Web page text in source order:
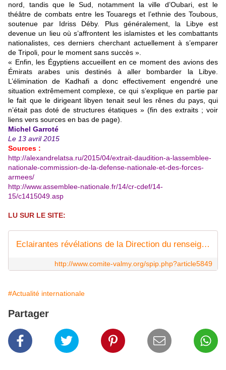
nord, tandis que le Sud, notamment la ville d’Oubari, est le
théâtre de combats entre les Touaregs et l’ethnie des Toubous,
soutenue par Idriss Déby. Plus généralement, la Libye est
devenue un lieu où s’affrontent les islamistes et les combattants
nationalistes, ces derniers cherchant actuellement à s’emparer
de Tripoli, pour le moment sans succès ».
« Enfin, les Égyptiens accueillent en ce moment des avions des
Émirats arabes unis destinés à aller bombarder la Libye.
L’élimination de Kadhafi a donc effectivement engendré une
situation extrêmement complexe, ce qui s’explique en partie par
le fait que le dirigeant libyen tenait seul les rênes du pays, qui
n’était pas doté de structures étatiques » (fin des extraits ; voir
liens vers sources en bas de page).
Michel Garroté
Le 13 avril 2015
Sources :
http://alexandrelatsa.ru/2015/04/extrait-daudition-a-lassemblee-
nationale-commission-de-la-defense-nationale-et-des-forces-
armees/
http://www.assemblee-nationale.fr/14/cr-cdef/14-
15/c1415049.asp
LU SUR LE SITE:
Eclairantes révélations de la Direction du renseignement militaire français par Michel Garroté
http://www.comite-valmy.org/spip.php?article5849
#Actualité internationale
Partager